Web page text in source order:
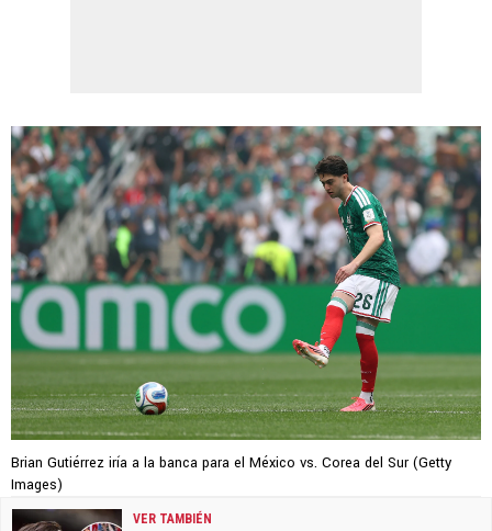
Brian Gutiérrez iría a la banca para el México vs. Corea del Sur (Getty
Images)
VER TAMBIÉN